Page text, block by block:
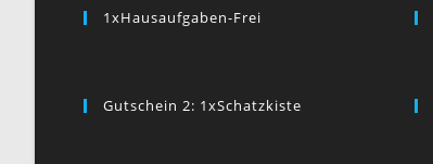
1xHausaufgaben-Frei
Gutschein 2: 1xSchatzkiste